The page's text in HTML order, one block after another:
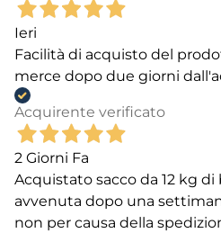
Ieri
Facilità di acquisto del
merce dopo due giorni
Acquirente verificato
2 Giorni Fa
Acquistato sacco da 12 kg
avvenuta dopo una
non per causa della